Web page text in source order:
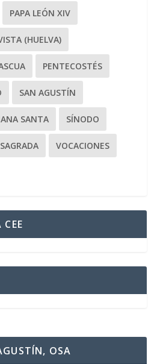
PAPA LEÓN XIV
(HUELVA)
PENTECOSTÉS
SAN AGUSTÍN
SANTA SÍNODO
VOCACIONES
OSA